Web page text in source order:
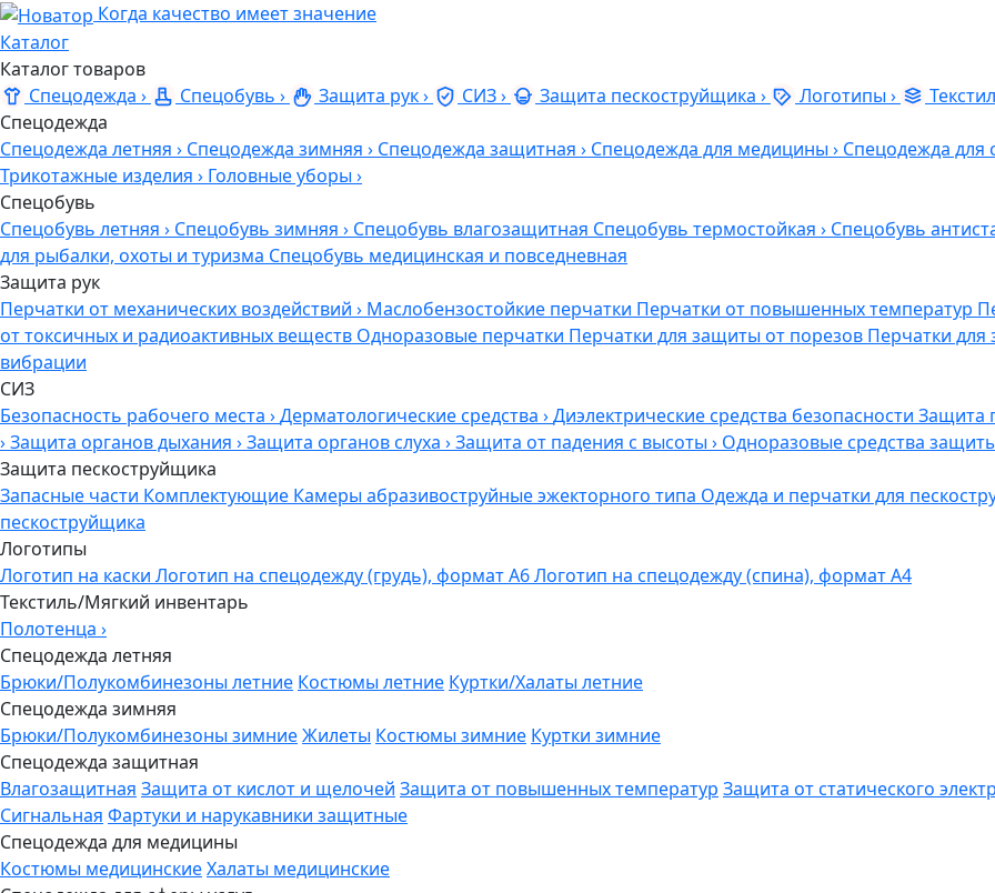
Когда качество имеет значение
Каталог
Каталог товаров
Спецодежда › Спецобувь › Защита рук› СИЗ› Защита пескоструйщика › Логотипы ›
Спецодежда
Спецодежда летняя › Спецодежда зимняя › Спецодежда защитная › Спецодежда для медицины › Спецодежда для
Трикотажные изделия › Головные уборы ›
Спецобувь
Спецобувь летняя › Спецобувь зимняя › Спецобувь влагозащитная Спецобувь термостойкая › Спецобувь
для рыбалки, охоты и туризма Спецобувь медицинская и повседневная
Защита рук
Перчатки от механических воздействий › Маслобензостойкие перчатки Перчатки от повышенных температур
от токсичных и радиоактивных веществ Одноразовые перчатки Перчатки для защиты от порезов Перчатки для
вибрации
СИЗ
Безопасность рабочего места ›Дерматологические средства ›Диэлектрические средства безопасности Защита
›Защита органов дыхания ›Защита органов слуха ›Защита от падения с высоты › Одноразовые средства
Защита пескоструйщика
Запасные части Комплектующие Камеры абразивоструйные эжекторного типа Одежда и перчатки для
пескоструйщика
Логотипы
Логотип на каски Логотип на спецодежду (грудь), формат А6Логотип на спецодежду (спина), формат А4
Текстиль/Мягкий инвентарь
Полотенца ›
Спецодежда летняя
Брюки/Полукомбинезоны летние Костюмы летние Куртки/Халаты летние
Спецодежда зимняя
Брюки/Полукомбинезоны зимниеЖилеты Костюмы зимние Куртки зимние
Спецодежда защитная
Влагозащитная Защита от кислот и щелочей Защита от повышенных температур Защита от статического
Сигнальная Фартуки и нарукавники защитные
Спецодежда для медицины
Костюмы медицинскиеХалаты медицинские